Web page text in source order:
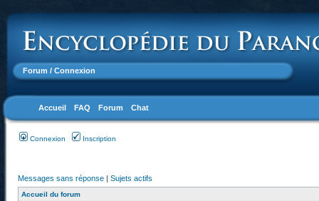
Forum / Connexion
Accueil FAQ Forum Chat
Connexion Inscription
Messages sans réponse | Sujets actifs
Accueil du forum